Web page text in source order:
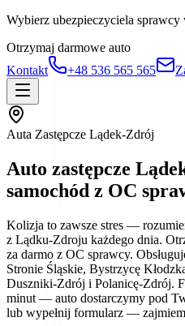
Wybierz ubezpieczyciela sprawcy
Otrzymaj darmowe auto
Kontakt
+48 536 565 565
Auta Zastępcze Lądek-Zdrój
Auto zastępcze
samochód z OC
Kolizja to zawsze stres —
z Lądku-Zdroju każdego dnia.
za darmo z OC sprawcy.
Stronie Śląskie, Bystrzycę
Duszniki-Zdrój i Polanicę-Zdrój.
minut — auto dostarczymy pod
lub wypełnij formularz —